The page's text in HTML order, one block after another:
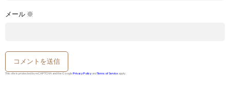
メール ※
This site is protected by reCAPTCHA and the GooglePrivacy Policy andTerms of Service apply.